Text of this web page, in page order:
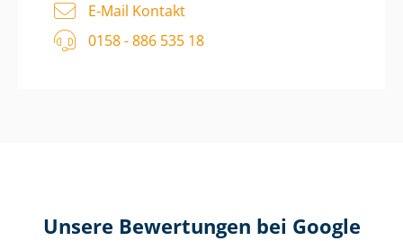
E-Mail Kontakt
0158 - 886 535 18
Unsere Bewertungen bei Google